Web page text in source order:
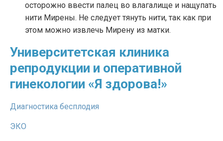
осторожно ввести палец во влагалище и нащупать
нити Мирены. Не следует тянуть нити, так как при
этом можно извлечь Мирену из матки.
Университетская клиника
репродукции и оперативной
гинекологии «Я здорова!»
Диагностика бесплодия
ЭКО